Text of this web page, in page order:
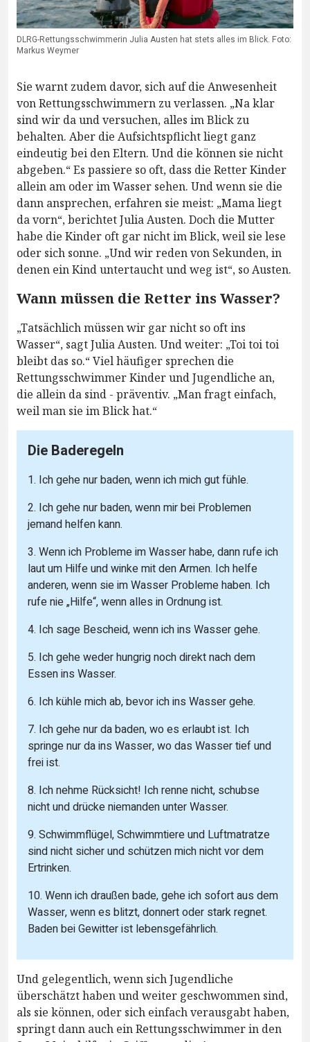
DLRG-Rettungsschwimmerin Julia Austen hat stets alles im Blick. Foto:
Markus Weymer
Sie warnt zudem davor, sich auf die Anwesenheit
von Rettungsschwimmern zu verlassen. „Na klar
sind wir da und versuchen, alles im Blick zu
behalten. Aber die Aufsichtspflicht liegt ganz
eindeutig bei den Eltern. Und die können sie nicht
abgeben.“ Es passiere so oft, dass die Retter Kinder
allein am oder im Wasser sehen. Und wenn sie die
dann ansprechen, erfahren sie meist: „Mama liegt
da vorn“, berichtet Julia Austen. Doch die Mutter
habe die Kinder oft gar nicht im Blick, weil sie lese
oder sich sonne. „Und wir reden von Sekunden, in
denen ein Kind untertaucht und weg ist“, so Austen.
Wann müssen die Retter ins Wasser?
„Tatsächlich müssen wir gar nicht so oft ins
Wasser“, sagt Julia Austen. Und weiter: „Toi toi toi
bleibt das so.“ Viel häufiger sprechen die
Rettungsschwimmer Kinder und Jugendliche an,
die allein da sind - präventiv. „Man fragt einfach,
weil man sie im Blick hat.“
Die Baderegeln
1. Ich gehe nur baden, wenn ich mich gut fühle.
2. Ich gehe nur baden, wenn mir bei Problemen
jemand helfen kann.
3. Wenn ich Probleme im Wasser habe, dann rufe ich
laut um Hilfe und winke mit den Armen. Ich helfe
anderen, wenn sie im Wasser Probleme haben. Ich
rufe nie „Hilfe“, wenn alles in Ordnung ist.
4. Ich sage Bescheid, wenn ich ins Wasser gehe.
5. Ich gehe weder hungrig noch direkt nach dem
Essen ins Wasser.
6. Ich kühle mich ab, bevor ich ins Wasser gehe.
7. Ich gehe nur da baden, wo es erlaubt ist. Ich
springe nur da ins Wasser, wo das Wasser tief und
frei ist.
8. Ich nehme Rücksicht! Ich renne nicht, schubse
nicht und drücke niemanden unter Wasser.
9. Schwimmflügel, Schwimmtiere und Luftmatratze
sind nicht sicher und schützen mich nicht vor dem
Ertrinken.
10. Wenn ich draußen bade, gehe ich sofort aus dem
Wasser, wenn es blitzt, donnert oder stark regnet.
Baden bei Gewitter ist lebensgefährlich.
Und gelegentlich, wenn sich Jugendliche
überschätzt haben und weiter geschwommen sind,
als sie können, oder sich einfach verausgabt haben,
springt dann auch ein Rettungsschwimmer in den